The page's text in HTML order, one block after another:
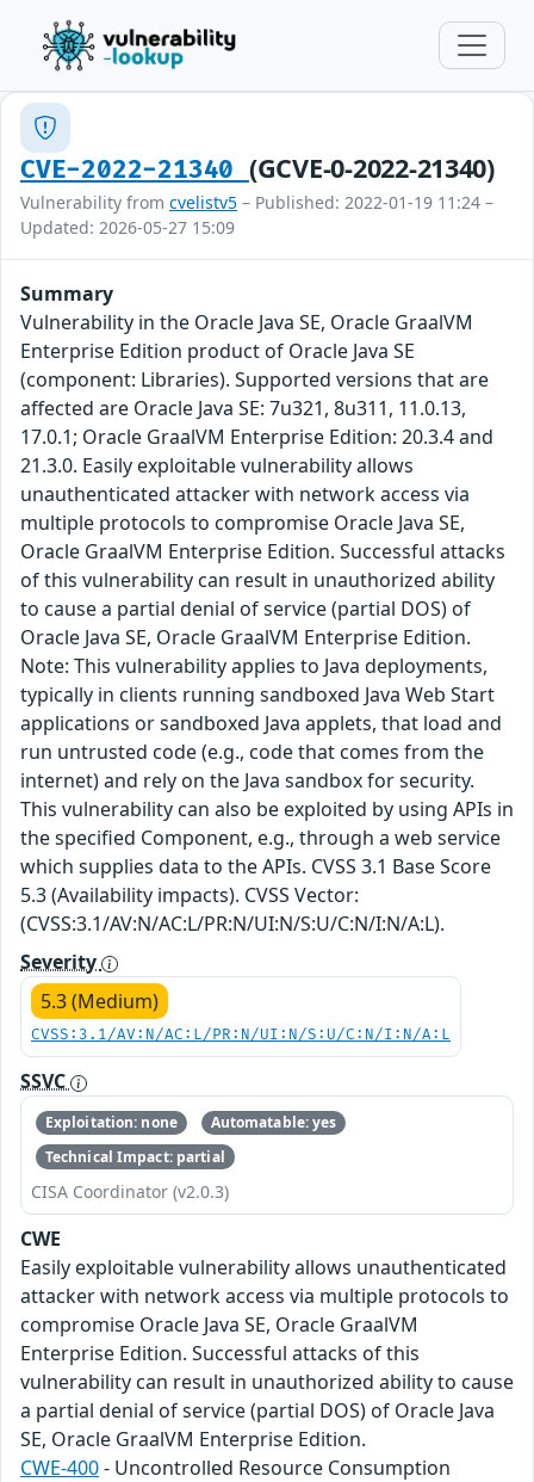
CVE-2022-21340 (GCVE-0-2022-21340)
Vulnerability from cvelistv5 – Published: 2022-01-19 11:24 –
Updated: 2026-05-27 15:09
Summary
Vulnerability in the Oracle Java SE, Oracle GraalVM
Enterprise Edition product of Oracle Java SE
(component: Libraries). Supported versions that are
affected are Oracle Java SE: 7u321, 8u311, 11.0.13,
17.0.1; Oracle GraalVM Enterprise Edition: 20.3.4 and
21.3.0. Easily exploitable vulnerability allows
unauthenticated attacker with network access via
multiple protocols to compromise Oracle Java SE,
Oracle GraalVM Enterprise Edition. Successful attacks
of this vulnerability can result in unauthorized ability
to cause a partial denial of service (partial DOS) of
Oracle Java SE, Oracle GraalVM Enterprise Edition.
Note: This vulnerability applies to Java deployments,
typically in clients running sandboxed Java Web Start
applications or sandboxed Java applets, that load and
run untrusted code (e.g., code that comes from the
internet) and rely on the Java sandbox for security.
This vulnerability can also be exploited by using APIs in
the specified Component, e.g., through a web service
which supplies data to the APIs. CVSS 3.1 Base Score
5.3 (Availability impacts). CVSS Vector:
(CVSS:3.1/AV:N/AC:L/PR:N/UI:N/S:U/C:N/I:N/A:L).
Severity
5.3 (Medium)
CVSS:3.1/AV:N/AC:L/PR:N/UI:N/S:U/C:N/I:N/A:L
SSVC
Exploitation: none
Automatable: yes
Technical Impact: partial
CISA Coordinator (v2.0.3)
CWE
Easily exploitable vulnerability allows unauthenticated
attacker with network access via multiple protocols to
compromise Oracle Java SE, Oracle GraalVM
Enterprise Edition. Successful attacks of this
vulnerability can result in unauthorized ability to cause
a partial denial of service (partial DOS) of Oracle Java
SE, Oracle GraalVM Enterprise Edition.
CWE-400- Uncontrolled Resource Consumption